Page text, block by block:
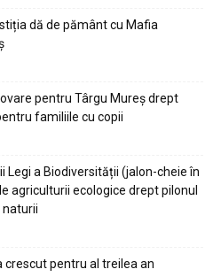
dă de pământ cu Mafia
pentru Târgu Mureș drept
familiile cu copii
Legi a Biodiversității (jalon-cheie în
agriculturii ecologice drept pilonul
crescut pentru al treilea an